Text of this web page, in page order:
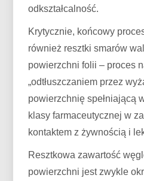
odkształcalność.
Krytycznie, końcowy
również resztki smarów
powierzchni folii – proces
„odtłuszczaniem przez
powierzchnię spełniającą
klasy farmaceutycznej w
kontaktem z żywnością i
Resztkowa zawartość
powierzchni jest zwykle